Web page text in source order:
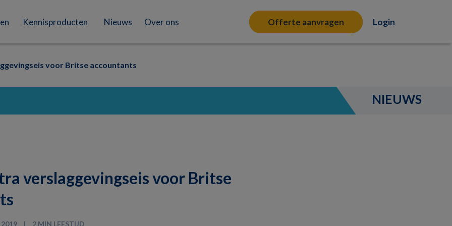
Kennisproducten Nieuws Over ons Offerte aanvragen Login
voor Britse accountants
NIEUWS
verslaggevingseis voor Britse
2 MIN LEESTIJD